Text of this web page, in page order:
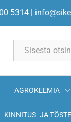
5314 |
AGROKEEMIA
KINNITUS- JA
Ø30mm 80-